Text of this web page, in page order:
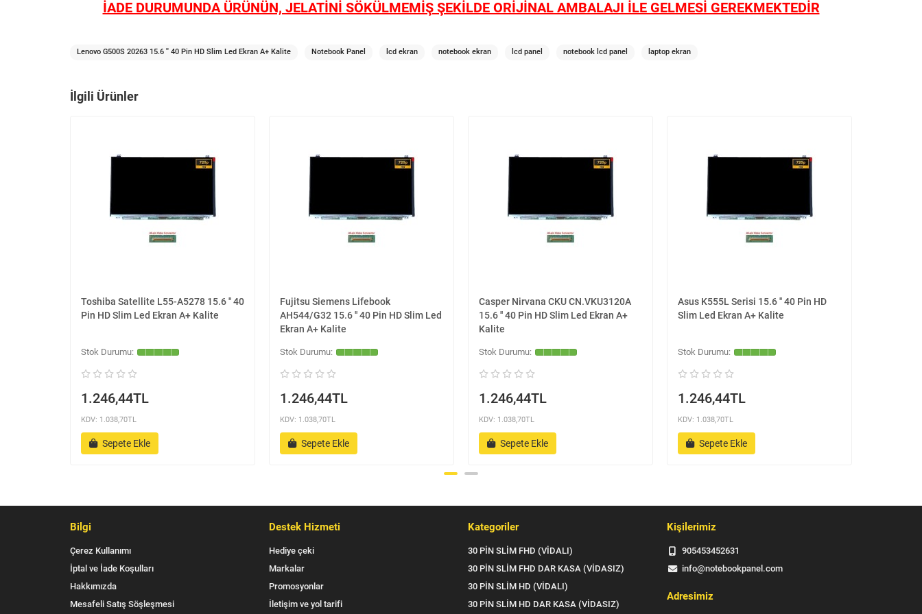
İADE DURUMUNDA ÜRÜNÜN, JELATİNİ SÖKÜLMEMİŞ ŞEKİLDE ORİJİNAL AMBALAJI İLE GELMESİ GEREKMEKTEDİR
Lenovo G500S 20263 15.6 '' 40 Pin HD Slim Led Ekran A+ Kalite Notebook Panel lcd ekran notebook ekran lcd panel notebook lcd panel laptop ekran
İlgili Ürünler
Toshiba Satellite L55-A5278 15.6 '' 40
Pin HD Slim Led Ekran A+ Kalite
1.246,44TL
KDV: 1.038,70TL
Sepete Ekle
Fujitsu Siemens Lifebook
AH544/G32 15.6 '' 40 Pin HD Slim Led
Ekran A+ Kalite
1.246,44TL
KDV: 1.038,70TL
Sepete Ekle
Casper Nirvana CKU CN.VKU3120A
15.6 '' 40 Pin HD Slim Led Ekran A+
Kalite
1.246,44TL
KDV: 1.038,70TL
Sepete Ekle
Asus K555L Serisi 15.6 '' 40 Pin HD
Slim Led Ekran A+ Kalite
1.246,44TL
KDV: 1.038,70TL
Sepete Ekle
Bilgi
Çerez Kullanımı
İptal ve İade Koşulları
Hakkımızda
Mesafeli Satış Söşleşmesi
Destek Hizmeti
Hediye çeki
Markalar
Promosyonlar
İletişim ve yol tarifi
Kategoriler
30 PİN SLİM FHD (VİDALI)
30 PİN SLİM FHD DAR KASA (VİDASIZ)
30 PİN SLİM HD (VİDALI)
30 PİN SLİM HD DAR KASA (VİDASIZ)
Kişilerimiz
905453452631
info@notebookpanel.com
Adresimiz